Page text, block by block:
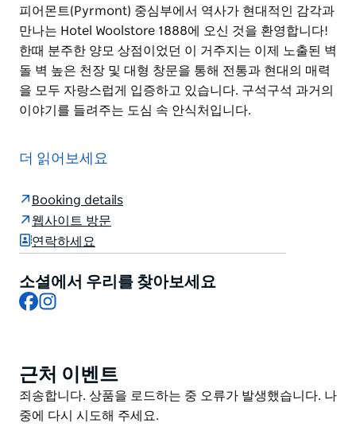
피어몬트(Pyrmont) 중심부에서 역사가 현대적인 감각과
만나는 Hotel Woolstore 1888에 오신 것을 환영합니다!
한때 분주한 양모 상점이었던 이 거주지는 이제 노출된 벽
돌 벽 높은 천장 및 대형 창문을 통해 전통과 현대의 매력
을 모두 자랑스럽게 입증하고 있습니다. 구석구석 과거의
이야기를 들려주는 도심 속 안식처입니다.
피어몬트(Pyrmont) 중심부에서 역사가 현대적인 감각과
돌 벽 높은 천장 및 대형 창문을 통해 전통과 현대의 매력
을 모두 자랑스럽게 입증하고 있습니다. 구석구석 과거의
이야기를 들려주는 도심 속 안식처입니다.
더 읽어보세요
Booking details
웹사이트 방문
연락하세요
소셜에서 우리를 찾아보세요
Facebook
Product
List
근처 이벤트
Product
List
죄송합니다. 상품을 로드하는 중 오류가 발생했습니다. 나
중에 다시 시도해 주세요.